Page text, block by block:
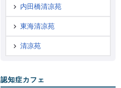
内田橋清凉苑
東海清凉苑
清凉苑
認知症カフェ